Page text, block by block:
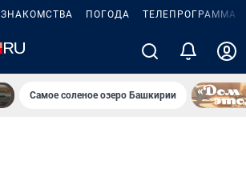
ЗНАКОМСТВА ПОГОДА ТЕЛЕПРОГРАММА
Самое соленое озеро Башкирии